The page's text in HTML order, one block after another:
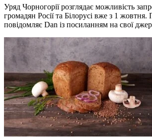
Уряд Чорногорії розглядає можливість
громадян Росії та Білорусі вже з 1 жовтня.
повідомляє Dan із посиланням на свої